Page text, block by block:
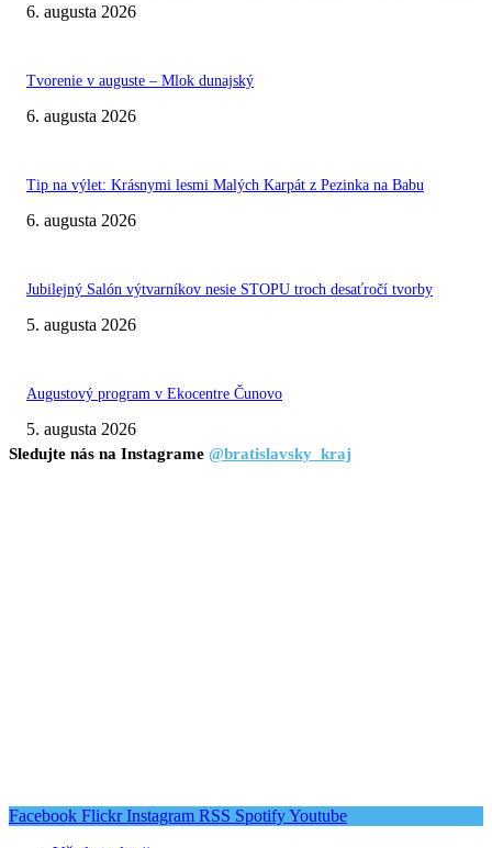
6. augusta 2026
Tvorenie v auguste – Mlok dunajský
6. augusta 2026
Tip na výlet: Krásnymi lesmi Malých Karpát z Pezinka na Babu
6. augusta 2026
Jubilejný Salón výtvarníkov nesie STOPU troch desaťročí tvorby
5. augusta 2026
Augustový program v Ekocentre Čunovo
5. augusta 2026
Sledujte nás na Instagrame @bratislavsky_kraj
Facebook Flickr Instagram RSS SpotifyYoutube